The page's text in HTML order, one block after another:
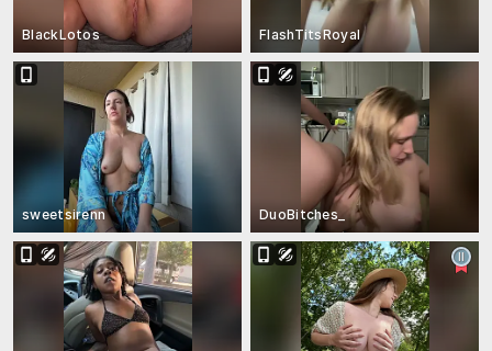
BlackLotos FlashTitsRoyal
sweetsirenn DuoBitches_